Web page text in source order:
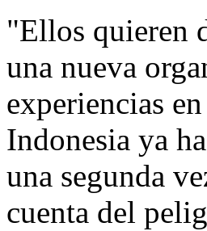
"Ellos quieren
una nueva
experiencias
Indonesia ya
una segunda
cuenta del